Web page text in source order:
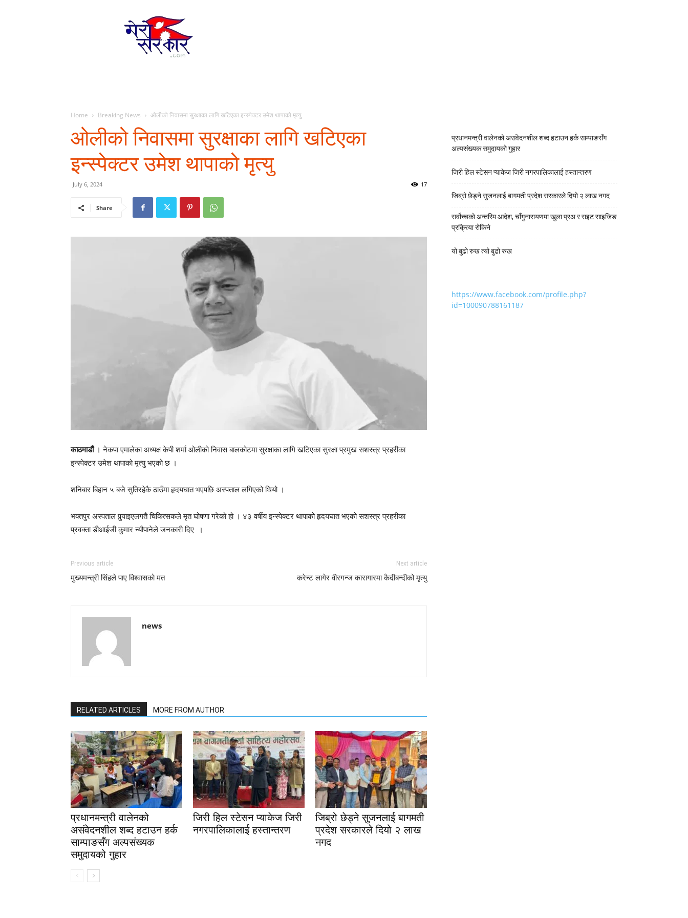
Home Breaking News ओलीको निवासमा सुरक्षाका लागि खटिएका इन्स्पेक्टर उमेश थापाको मृत्यु
ओलीको निवासमा सुरक्षाका लागि खटिएका
इन्स्पेक्टर उमेश थापाको मृत्यु
July 6, 2024 17
Share
काठमाडौं। नेकपा एमालेका अध्यक्ष केपी शर्मा ओलीको निवास बालकोटमा सुरक्षाका लागि खटिएका सुरक्षा प्रमुख सशस्त्र प्रहरीका
इन्स्पेक्टर उमेश थापाको मृत्यु भएको छ ।
शनिबार बिहान ५ बजे सुतिरहेकै ठाउँमा हृदयघात भएपछि अस्पताल लगिएको थियो ।
भक्तपुर अस्पताल पुर्‍याइएलगतै चिकित्सकले मृत घोषणा गरेको हो । ४३ वर्षीय इन्स्पेक्टर थापाको हृदयघात भएको सशस्त्र प्रहरीका
प्रवक्ता डीआईजी कुमार न्यौपानेले जनकारी दिए ।
Previous article
मुख्यमन्त्री सिंहले पाए विश्वासको मत
Next article
करेन्ट लागेर वीरगन्ज कारागारमा कैदीबन्दीको मृत्यु
news
RELATED ARTICLES MORE FROM AUTHOR
प्रधानमन्त्री वालेनको
असंवेदनशील शब्द हटाउन हर्क
साम्पाङसँग अल्पसंख्यक
समुदायको गुहार
जिरी हिल स्टेसन प्याकेज जिरी
नगरपालिकालाई हस्तान्तरण
जिब्रो छेड्ने सुजनलाई बागमती
प्रदेश सरकारले दियो २ लाख
नगद
प्रधानमन्त्री वालेनको असंवेदनशील शब्द हटाउन हर्क साम्पाङसँग
अल्पसंख्यक समुदायको गुहार
जिरी हिल स्टेसन प्याकेज जिरी नगरपालिकालाई हस्तान्तरण
जिब्रो छेड्ने सुजनलाई बागमती प्रदेश सरकारले दियो २ लाख नगद
सर्वोच्चको अन्तरिम आदेश, चाँगुनारायणमा खुला प्रअ र राइट साइजिङ
प्रक्रिया रोकिने
यो बुढो रुख त्यो बुढो रुख
https://www.facebook.com/profile.php?
id=100090788161187